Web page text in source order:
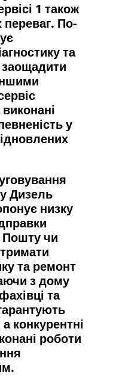
1 також
переваг. По-
та
у
Дизель
низку
чи
та ремонт
з дому
та
конкурентні
роботи